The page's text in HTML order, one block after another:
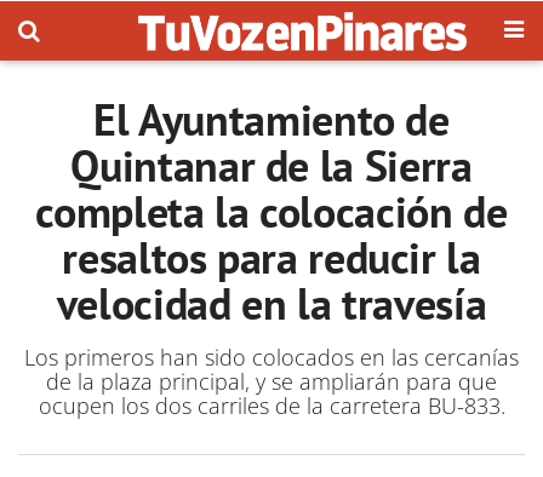
El Ayuntamiento de
Quintanar de la Sierra
completa la colocación de
resaltos para reducir la
velocidad en la travesía
Los primeros han sido colocados en las cercanías
de la plaza principal, y se ampliarán para que
ocupen los dos carriles de la carretera BU-833.